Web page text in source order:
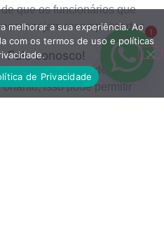
que os funcionários que
sejam recompensados
de flexibilidade
isso pode permitir
melhorar a sua experiência. Ao
com os termos de uso e políticas
de Privacidade
1
Fale conosco!